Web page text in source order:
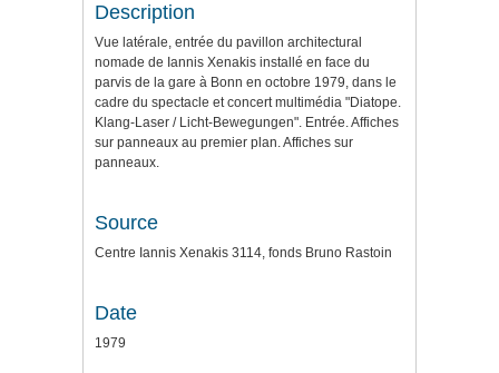
Description
Vue latérale, entrée du pavillon architectural
nomade de Iannis Xenakis installé en face du
parvis de la gare à Bonn en octobre 1979, dans le
cadre du spectacle et concert multimédia "Diatope.
Klang-Laser / Licht-Bewegungen". Entrée. Affiches
sur panneaux au premier plan. Affiches sur
panneaux.
Source
Centre Iannis Xenakis 3114, fonds Bruno Rastoin
Date
1979